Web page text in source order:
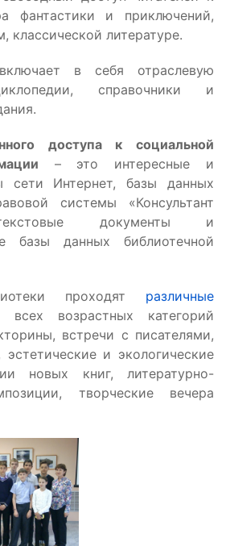
фантастики и приключений,
литературе.
в себя отраслевую
справочники и
доступа к социальной
– это интересные и
сети Интернет, базы данных
системы «Консультант
документы и
базы данных библиотечной
проходят различные
всех возрастных категорий
встречи с писателями,
и экологические
новых книг, литературно-
творческие вечера